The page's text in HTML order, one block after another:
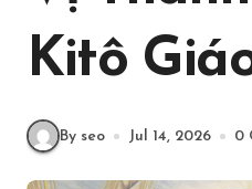
Kitô
By seo Jul 14, 2026 0